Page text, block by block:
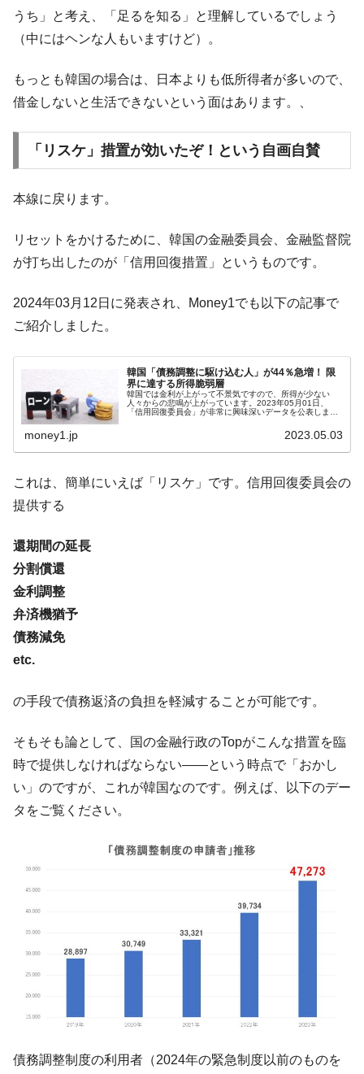
にぶん殴る法案」提出！⇒ クーパン問題は合衆国企業に対
する差別。許してはおかぬ
他人事のような発言。
『Money1』
韓国半導体『SKハイニックス』2026年2Qの
『Money1』
韓国･加徳島新国際空港「またも暗礁」の危
機 ⇒ 10.7兆では損が出るからできない。
『Money1』
【速報】韓国株式市場の暴落・本日07月29
日(水)もサイドカー・サーキットブレイカーの二段コンボ
『Money1』
IT産業は人を雇用する効果は低い。全産業の
半分未満しか雇用を生まない
『Money1』
韓国「株式市場が賭博場のように変質した
のは政界の責任だ」
『Money1』
韓国化学企業最大手『ロッテケミカル』純
借入金が約8兆。信用格付け「ネガティブ」にダウン
『Money1』
韓国株式市場･暗黒の火曜日。サーキットブ
レイカーも発動！ 半導体2銘柄の暴落
『Money1』 韓国･カードローン金利「15％」突破！
『Money1』
えない
Fact1
塊！
Fact1
夏の甲子園、優勝校を最も多く輩出している都道
府県とは？
Fact1
全て勝つといくら？ 競馬GI競走で勝利騎手がもら
Fact1 平成仮面ライダーの意外すぎるモチーフとは？
Fact1
発表から2日で大崩壊、鳴かず飛ばずに終わりそう
なスーパーリーグとは？
だった選手とは？
Fact1
甲子園通算本塁打、最多の清原に次いで多く打っ
ている意外な選手とは？
うち」と考え、「足るを知る」と理解しているでしょう
（中にはヘンな人もいますけど）。
もっとも韓国の場合は、日本よりも低所得者が多いので、
借金しないと生活できないという面はあります。、
「リスケ」措置が効いたぞ！という自画自賛
本線に戻ります。
リセットをかけるために、韓国の金融委員会、金融監督院
が打ち出したのが「信用回復措置」というものです。
2024年03月12日に発表され、Money1でも以下の記事で
ご紹介しました。
韓国「債務調整に駆け込む人」が44％急増！ 限
界に達する所得脆弱層
韓国では金利が上がって不景気ですので、所得が少ない
人々からの悲鳴が上がっています。2023年05月01日、
「信用回復委員会」が非常に興味深いデータを公表しまし
money1.jp 2023.05.03
これは、簡単にいえば「リスケ」です。信用回復委員会の
提供する
還期間の延長
分割償還
金利調整
弁済機猶予
債務減免
etc.
の手段で債務返済の負担を軽減することが可能です。
そもそも論として、国の金融行政のTopがこんな措置を臨
時で提供しなければならない――という時点で「おかし
い」のですが、これが韓国なのです。例えば、以下のデー
タをご覧ください。
債務調整制度の利用者（2024年の緊急制度以前のものを